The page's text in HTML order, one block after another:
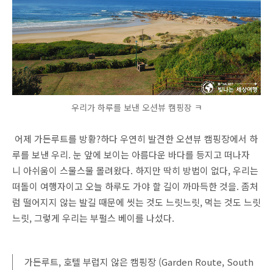
우리가 하루를 보낸 오션뷰 캠핑장 ㅋ
어제 가든루트를 방황?하다 우연히 발견한 오션뷰 캠핑장에서 하
루를 보낸 우리. 눈 앞에 보이는 아름다운 바다를 등지고 떠나자
니 아쉬움이 스물스물 몰려왔다. 하지만 딱히 방법이 없다, 우리는
떠돌이 여행자이고 오늘 하루도 가야 할 길이 까마득한 것을. 좀처
럼 떨어지지 않는 발길 때문에 씻는 것도 느릿느릿, 먹는 것도 느릿
느릿, 그렇게 우리는 부펄스 베이를 나섰다.
가든루트, 호텔 부럽지 않은 캠핑장 (Garden Route, South